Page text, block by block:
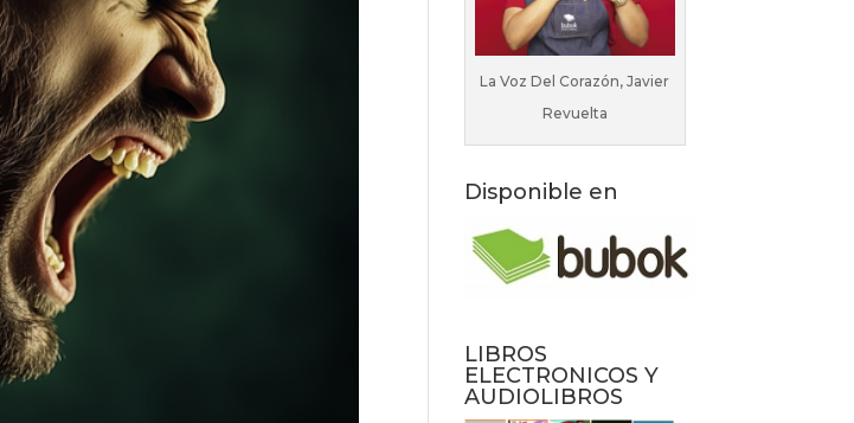
La Voz Del Corazón, Javier
Revuelta
Disponible en
LIBROS
ELECTRONICOS Y
AUDIOLIBROS